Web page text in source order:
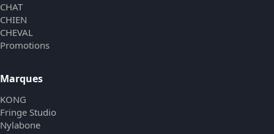
CHAT
CHIEN
CHEVAL
Promotions
Marques
KONG
Fringe Studio
Nylabone